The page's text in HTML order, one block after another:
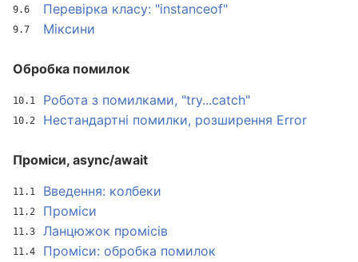
Перевірка класу: "instanceof"
Міксини
Обробка помилок
Робота з помилками, "try...catch"
Нестандартні помилки, розширення Error
Проміси, async/await
Введення: колбеки
Проміси
Ланцюжок промісів
Проміси: обробка помилок